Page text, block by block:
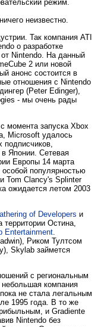
режим.
неизвестно.
Так компания ATI
о разработке
от Nintendo. На данный
2 или новой
анонс состоится в
отношения с Nintendo
(Peter Edinger),
- мы очень рады
момента запуска Xbox
Microsoft удалось
подписчиков,
в Японии. Сетевая
Европы 14 марта
популярностью
Tom Clancy's Splinter
ожидается летом 2003
of Developers и
территории Остина,
Entertainment.
Риком Тултсом
Skylab займется
с региональным
компания
не стала легальным
1995 года. В то же
и Gradiente
Nintendo без